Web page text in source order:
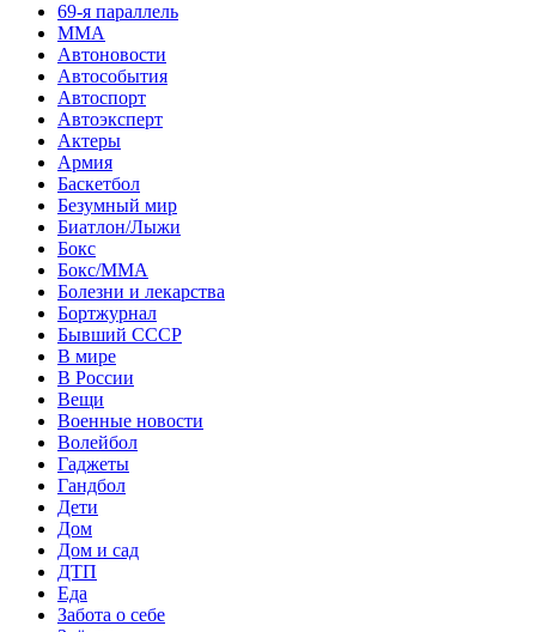
69-я параллель
MMA
Автоновости
Автособытия
Автоспорт
Автоэксперт
Актеры
Армия
Баскетбол
Безумный мир
Биатлон/Лыжи
Бокс
Бокс/MMA
Болезни и лекарства
Бортжурнал
Бывший СССР
В мире
В России
Вещи
Военные новости
Волейбол
Гаджеты
Гандбол
Дети
Дом
Дом и сад
ДТП
Еда
Забота о себе